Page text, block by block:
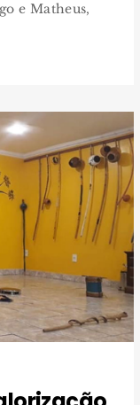
e Matheus,